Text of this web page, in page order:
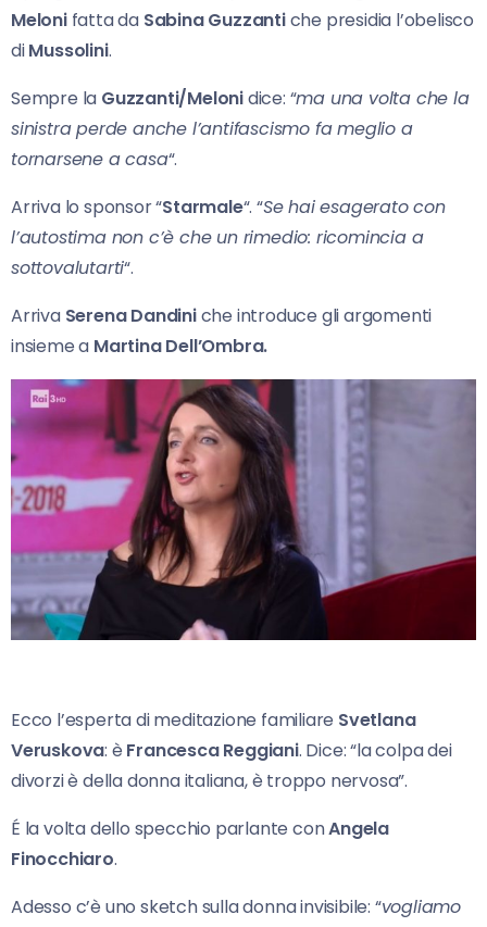
Melonifatta da Sabina Guzzantiche presidia l’obelisco
diMussolini.
Sempre la Guzzanti/Melonidice: “ma una volta che la
sinistra perde anche l’antifascismo fa meglio a
tornarsene a casa“.
Arriva lo sponsor “Starmale“. “Se hai esagerato con
l’autostima non c’è che un rimedio: ricomincia a
sottovalutarti“.
Arriva Serena Dandiniche introduce gli argomenti
insieme a Martina Dell’Ombra.
Ecco l’esperta di meditazione familiare Svetlana
Veruskova: è Francesca Reggiani. Dice: “la colpa dei
divorzi è della donna italiana, è troppo nervosa”.
É la volta dello specchio parlante conAngela
Finocchiaro.
Adesso c’è uno sketch sulla donna invisibile: “vogliamo